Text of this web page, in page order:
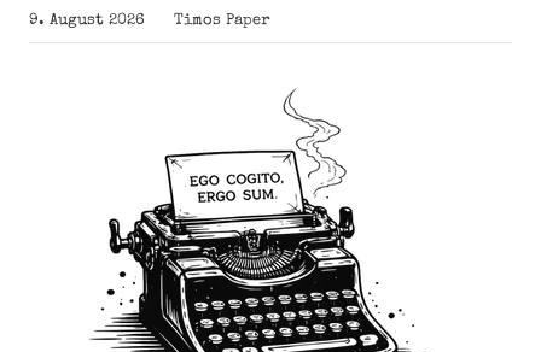
Zum
Inhalt
9. August 2026 Timos Paper